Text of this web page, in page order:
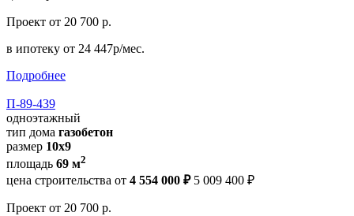
Проект от 20 700 р.
в ипотеку от 24 447р/мес.
Подробнее
П-89-439
одноэтажный
тип дома газобетон
размер 10х9
площадь 69 м2
цена строительства от 4 554 000 ₽ 5 009 400 ₽
Проект от 20 700 р.